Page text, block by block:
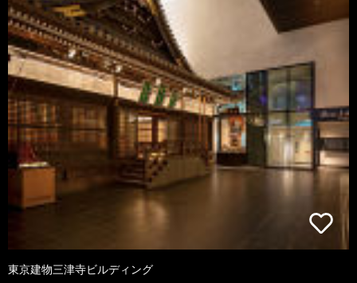
東京建物三津寺ビルディング